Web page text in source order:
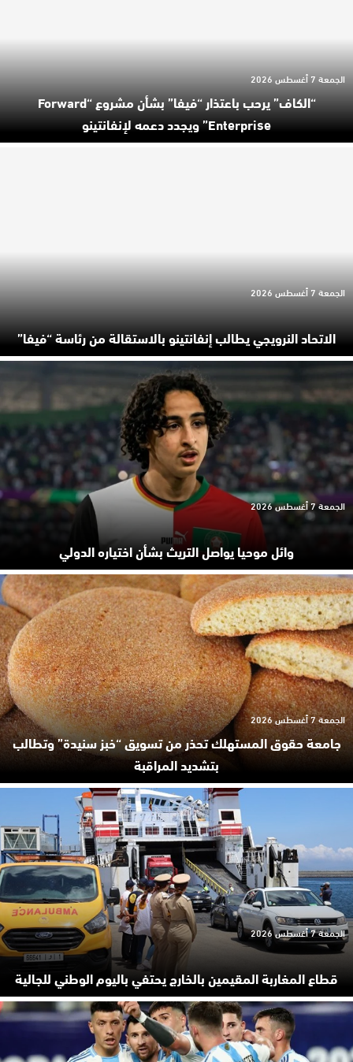
“الكاف” يرحب باعتذار “فيفا” بشأن مشروع “Forward
Enterprise” ويجدد دعمه لإنفانتينو
الجمعة 7 أغسطس 2026
الاتحاد النرويجي يطالب إنفانتينو بالاستقالة من رئاسة “فيفا”
الجمعة 7 أغسطس 2026
وائل موحيا يواصل التريث بشأن اختياره الدولي
الجمعة 7 أغسطس 2026
جامعة حقوق المستهلك تحذر من تسويق “خبز سنيدة” وتطالب
بتشديد المراقبة
الجمعة 7 أغسطس 2026
قطاع المغاربة المقيمين بالخارج يحتفي باليوم الوطني للجالية
الجمعة 7 أغسطس 2026